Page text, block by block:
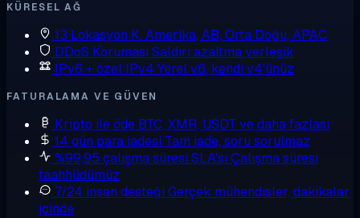
KÜRESEL AĞ
13 Lokasyon K. Amerika, AB, Orta Doğu, APAC
DDoS Koruması Saldırı azaltma yerleşik
IPv6 + özel IPv4 Yerel v6, kendi v4'ünüz
FATURALAMA VE GÜVEN
Kripto ile öde BTC, XMR, USDT ve daha fazlası
14 gün para iadesi Tam iade, soru sorulmaz
%99,95 çalışma süresi SLA'sı Çalışma süresi
taahhüdümüz
7/24 insan desteği Gerçek mühendisler, dakikalar
içinde